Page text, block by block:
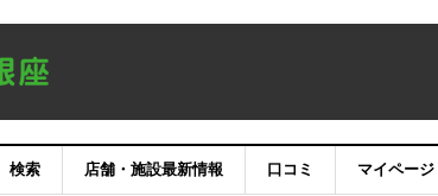
検索 店舗・施設最新情報 口コミ マイページ